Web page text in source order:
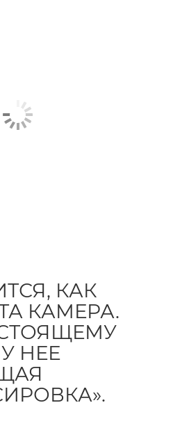
КАК
КАМЕРА.
НЕЕ